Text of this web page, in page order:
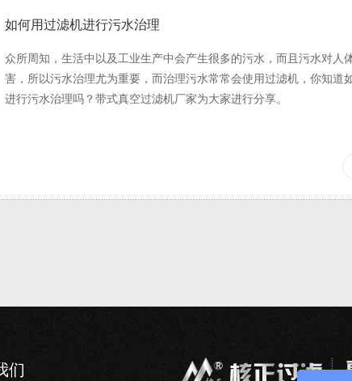
如何用过滤机进行污水治理
众所周知，生活中以及工业生产中会产生很多的污水，而且污水对人
害，所以污水治理尤为重要，而治理污水常常会使用过滤机，你知道
进行污水治理吗？带式真空过滤机厂家为大家进行分享。
们